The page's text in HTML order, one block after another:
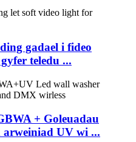
gadael i fideo
teledu ...
+ Goleuadau
UV wi ...